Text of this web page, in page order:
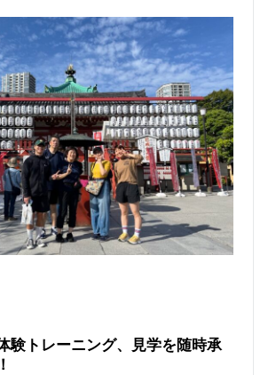
験トレーニング、見学を随時承